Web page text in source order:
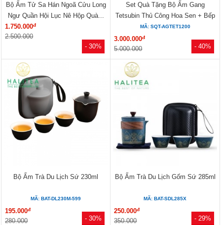
- 30%
Bộ Ấm Tử Sa Hán Ngoã Cửu Long
Ngư Quần Hội Lục Nê Hộp Quà...
1.750.000đ
2.500.000
- 40%
Set Quà Tặng Bộ Ấm Gang
Tetsubin Thủ Công Hoa Sen + Bếp
Hồng...
MÃ: SQT-AGTET1200
3.000.000đ
5.000.000
- 30%
Bộ Ấm Trà Du Lịch Sứ 230ml
MÃ: BAT-DL230M-599
195.000đ
280.000 - 29%
Bộ Ấm Trà Du Lịch Gốm Sứ 285ml
MÃ: BAT-SDL285X
250.000đ
350.000